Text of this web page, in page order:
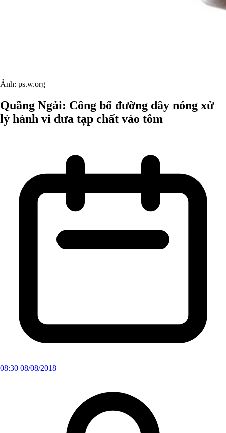
Ảnh: ps.w.org
Quãng Ngải: Công bố đường dây nóng xử
lý hành vi đưa tạp chất vào tôm
08:30 08/08/2018